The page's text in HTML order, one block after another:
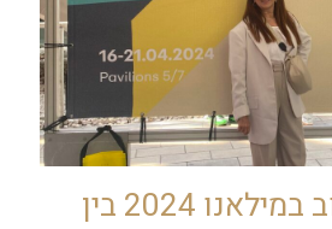
שבוע העיצוב במילאנו 2024 בין